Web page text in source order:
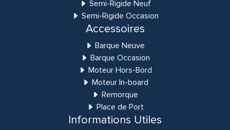
Semi-Rigide Neuf
Semi-Rigide Occasion
Accessoires
Barque Neuve
Barque Occasion
Moteur Hors-Bord
Moteur In-board
Remorque
Place de Port
Informations Utiles